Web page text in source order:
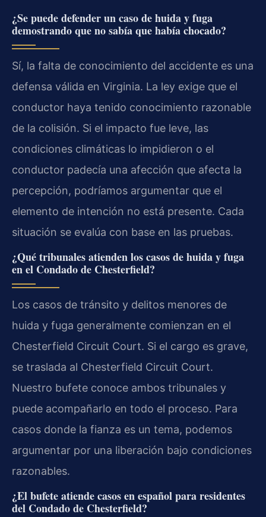
¿Se puede defender un caso de huida y fuga
demostrando que no sabía que había chocado?
Sí, la falta de conocimiento del accidente es una
defensa válida en Virginia. La ley exige que el
conductor haya tenido conocimiento razonable
de la colisión. Si el impacto fue leve, las
condiciones climáticas lo impidieron o el
conductor padecía una afección que afecta la
percepción, podríamos argumentar que el
elemento de intención no está presente. Cada
situación se evalúa con base en las pruebas.
¿Qué tribunales atienden los casos de huida y fuga
en el Condado de Chesterfield?
Los casos de tránsito y delitos menores de
huida y fuga generalmente comienzan en el
Chesterfield Circuit Court. Si el cargo es grave,
se traslada al Chesterfield Circuit Court.
Nuestro bufete conoce ambos tribunales y
puede acompañarlo en todo el proceso. Para
casos donde la fianza es un tema, podemos
argumentar por una liberación bajo condiciones
razonables.
¿El bufete atiende casos en español para residentes
del Condado de Chesterfield?